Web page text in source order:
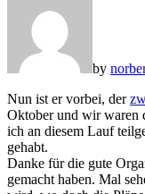
by
Nun ist er vorbei, der
Oktober und wir waren
ich an diesem Lauf
gehabt.
Danke für die gute
gemacht haben. Mal